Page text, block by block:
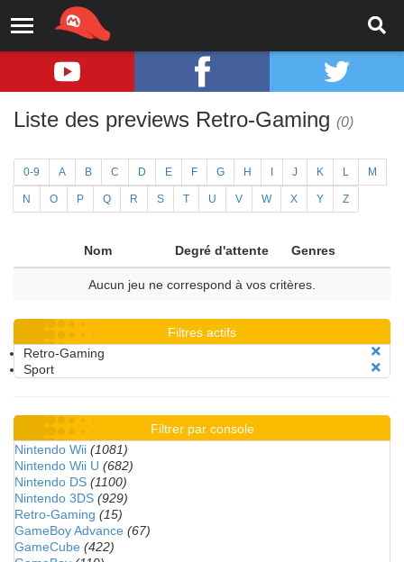
Liste des previews Retro-Gaming (0)
0-9 A B C D E F G H J K L M
N O P Q R S T U V W X Y Z
Nom Degré d'attente Genres
Aucun jeu ne correspond à vos critères.
Filtres actifs
Retro-Gaming
Sport
Filtrer par console
Nintendo Wii (1081)
Nintendo Wii U (682)
Nintendo DS (1100)
Nintendo 3DS (929)
Retro-Gaming (15)
GameBoy Advance (67)
GameCube (422)